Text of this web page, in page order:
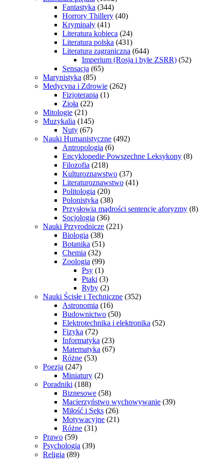
Fantastyka (344)
Horrory Thillery (40)
Kryminały (41)
Literatura kobieca (24)
Literatura polska (431)
Literatura zagraniczna (644)
Imperium (Rosja i byłe ZSRR) (52)
Sensacja (65)
Marynistyka (85)
Medycyna i Zdrowie (262)
Fizjoterapia (1)
Zioła (22)
Mitologie (21)
Muzykalia (145)
Nuty (67)
Nauki Humanistyczne (492)
Antropologia (6)
Encyklopedie Powszechne Leksykony (8)
Filozofia (218)
Kulturoznawstwo (37)
Literaturoznawstwo (41)
Politologia (20)
Polonistyka (38)
Przysłowia mądrości sentencje aforyzmy (8)
Socjologia (36)
Nauki Przyrodnicze (221)
Biologia (38)
Botanika (51)
Chemia (32)
Zoologia (99)
Psy (1)
Ptaki (3)
Ryby (2)
Nauki Ścisłe i Techniczne (352)
Astronomia (16)
Budownictwo (50)
Elektrotechnika i elektronika (52)
Fizyka (72)
Informatyka (23)
Matematyka (67)
Różne (53)
Poezja (247)
Miniatury (2)
Poradniki (188)
Biznesowe (58)
Macierzyństwo wychowywanie (39)
Miłość i Seks (26)
Motywacyjne (21)
Różne (31)
Prawo (59)
Psychologia (39)
Religia (89)